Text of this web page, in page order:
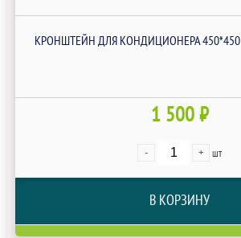
КРОНШТЕЙН ДЛЯ КОНДИЦИОНЕРА 450*450
1 500 ₽
- + шт
В КОРЗИНУ